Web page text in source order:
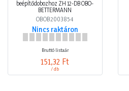
beépítődobozhoz ZH 12-DB OBO-
BETTERMANN
OBOB2003854
Nincs raktáron
Bruttó listaár
151,32 Ft
/ db